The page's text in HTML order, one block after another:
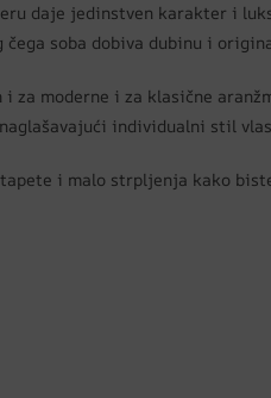
daje jedinstven karakter i
soba dobiva dubinu i
moderne i za klasične
individualni stil
i malo strpljenja kako